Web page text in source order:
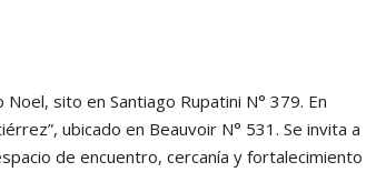
sito en Santiago Rupatini N° 379. En
ubicado en Beauvoir N° 531. Se invita a
de encuentro, cercanía y fortalecimiento